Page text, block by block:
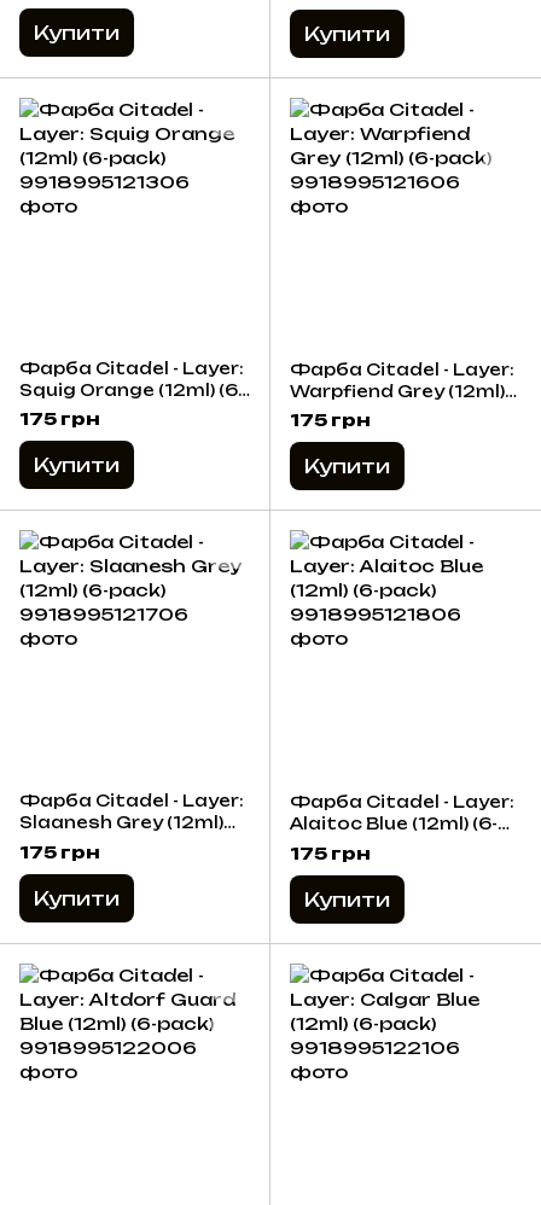
Купити Купити
Фарба Citadel - Layer:
Squig Orange (12ml) (6-
pack)
175 грн
Купити
Фарба Citadel - Layer:
Warpfiend Grey (12ml)
(6-pack)
175 грн
Купити
Фарба Citadel - Layer:
Slaanesh Grey (12ml)
(6-pack)
175 грн
Купити
Фарба Citadel - Layer:
Alaitoc Blue (12ml) (6-
pack)
175 грн
Купити